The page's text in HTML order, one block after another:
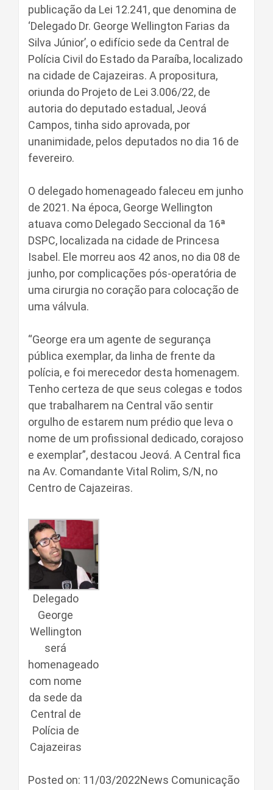
publicação da Lei 12.241, que denomina de
‘Delegado Dr. George Wellington Farias da
Silva Júnior’, o edifício sede da Central de
Polícia Civil do Estado da Paraíba, localizado
na cidade de Cajazeiras. A propositura,
oriunda do Projeto de Lei 3.006/22, de
autoria do deputado estadual, Jeová
Campos, tinha sido aprovada, por
unanimidade, pelos deputados no dia 16 de
fevereiro.
O delegado homenageado faleceu em junho
de 2021. Na época, George Wellington
atuava como Delegado Seccional da 16ª
DSPC, localizada na cidade de Princesa
Isabel. Ele morreu aos 42 anos, no dia 08 de
junho, por complicações pós-operatória de
uma cirurgia no coração para colocação de
uma válvula.
“George era um agente de segurança
pública exemplar, da linha de frente da
polícia, e foi merecedor desta homenagem.
Tenho certeza de que seus colegas e todos
que trabalharem na Central vão sentir
orgulho de estarem num prédio que leva o
nome de um profissional dedicado, corajoso
e exemplar”, destacou Jeová. A Central fica
na Av. Comandante Vital Rolim, S/N, no
Centro de Cajazeiras.
Delegado
George
Wellington
será
homenageado
com nome
da sede da
Central de
Polícia de
Cajazeiras
Posted on: 11/03/2022News Comunicação